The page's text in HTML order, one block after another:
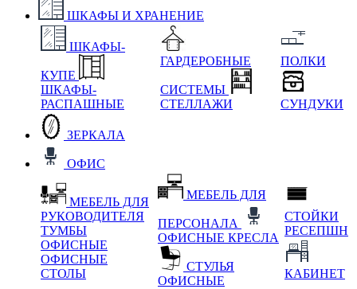
ШКАФЫ И ХРАНЕНИЕ
ШКАФЫ-
КУПЕ
ШКАФЫ-
РАСПАШНЫЕ
ГАРДЕРОБНЫЕ
СИСТЕМЫ
СТЕЛЛАЖИ
ПОЛКИ
СУНДУКИ
ЗЕРКАЛА
ОФИС
МЕБЕЛЬ ДЛЯ
РУКОВОДИТЕЛЯ
ТУМБЫ
ОФИСНЫЕ
ОФИСНЫЕ
СТОЛЫ
МЕБЕЛЬ ДЛЯ
ПЕРСОНАЛА
ОФИСНЫЕ КРЕСЛА
СТУЛЬЯ
ОФИСНЫЕ
СТОЙКИ
РЕСЕПШН
КАБИНЕТ